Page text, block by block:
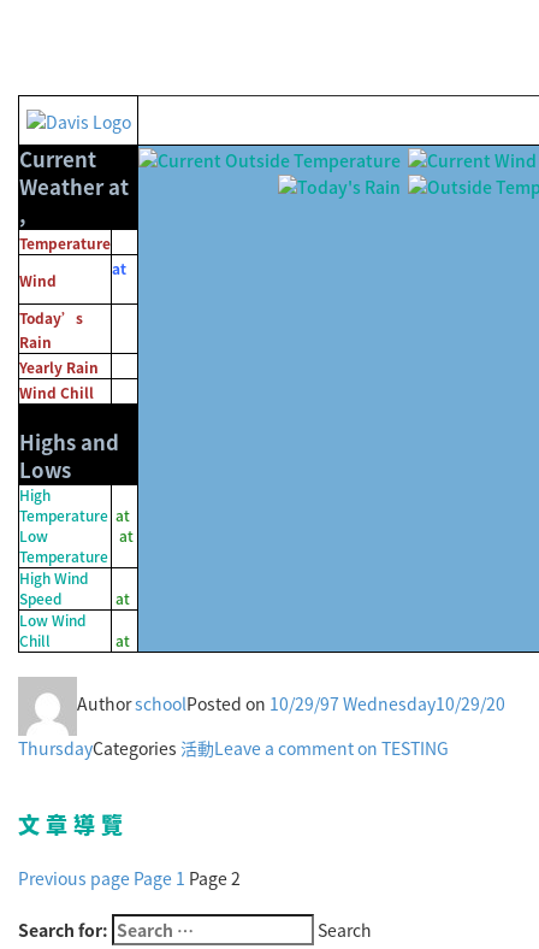
Current
Weather at
,
Temperature
Wind
at
Today’s
Rain
Yearly Rain
Wind Chill
Highs and
Lows
High
Temperature
Low
Temperature
at
at
High Wind
Speed
at
Low Wind
Chill
at
AuthorschoolPosted on 10/29/97 Wednesday10/29/20
ThursdayCategories 活動Leave a commenton TESTING
文章導覽
Previous page Page 1 Page2
Search for: Search